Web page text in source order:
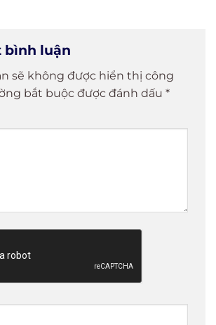
bình luận
sẽ không được hiển thị công
bắt buộc được đánh dấu *